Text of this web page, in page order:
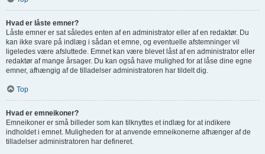
Hvad er låste emner?
Låste emner er sat således enten af en administrator eller af en redaktør. Du
kan ikke svare på indlæg i sådan et emne, og eventuelle afstemninger vil
ligeledes være afsluttede. Emnet kan være blevet låst af en administrator eller
redaktør af mange årsager. Du kan også have mulighed for at låse dine egne
emner, afhængig af de tilladelser administratoren har tildelt dig.
Top
Hvad er emneikoner?
Emneikoner er små billeder som kan tilknyttes et indlæg for at indikere
indholdet i emnet. Muligheden for at anvende emneikonerne afhænger af de
tilladelser administratoren har defineret.